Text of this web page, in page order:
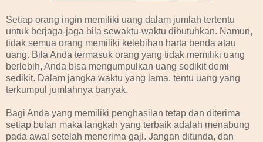
Setiap orang ingin memiliki uang dalam jumlah tertentu
untuk berjaga-jaga bila sewaktu-waktu dibutuhkan. Namun,
tidak semua orang memiliki kelebihan harta benda atau
uang. Bila Anda termasuk orang yang tidak memiliki uang
berlebih, Anda bisa mengumpulkan uang sedikit demi
sedikit. Dalam jangka waktu yang lama, tentu uang yang
terkumpul jumlahnya banyak.
Bagi Anda yang memiliki penghasilan tetap dan diterima
setiap bulan maka langkah yang terbaik adalah menabung
pada awal setelah menerima gaji. Jangan ditunda, dan